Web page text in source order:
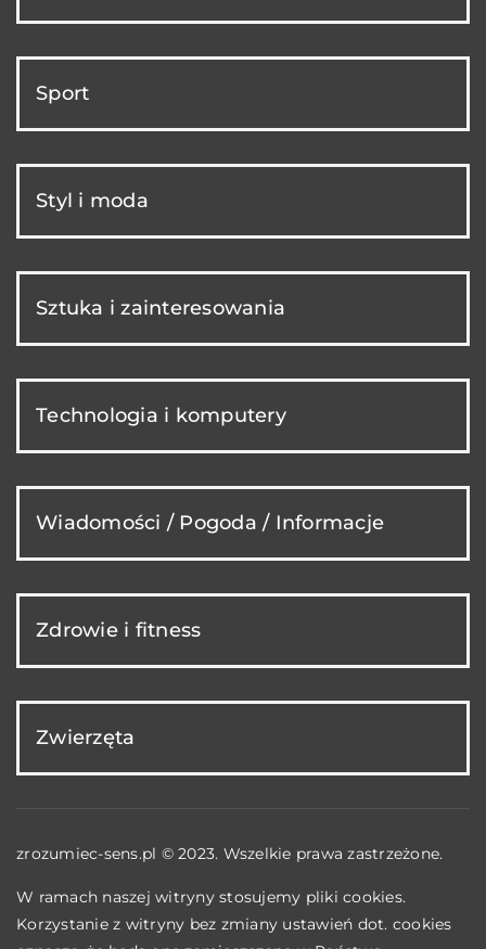
Sport
Styl i moda
Sztuka i zainteresowania
Technologia i komputery
Wiadomości / Pogoda / Informacje
Zdrowie i fitness
Zwierzęta
zrozumiec-sens.pl © 2023. Wszelkie prawa zastrzeżone.
W ramach naszej witryny stosujemy pliki cookies.
Korzystanie z witryny bez zmiany ustawień dot. cookies